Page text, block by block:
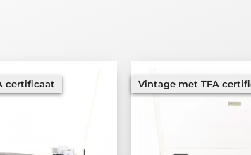
certificaat Vintage met TFA